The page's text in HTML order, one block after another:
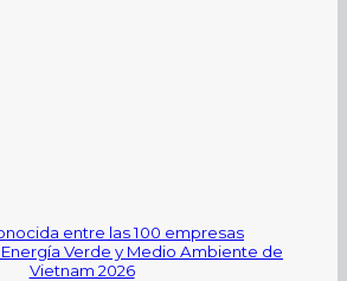
entre las 100 empresas
Verde y Medio Ambiente de
Vietnam 2026